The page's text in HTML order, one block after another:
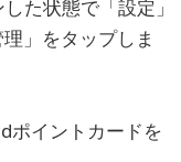
た状態で「設定」
」をタップしま
ポイントカードを